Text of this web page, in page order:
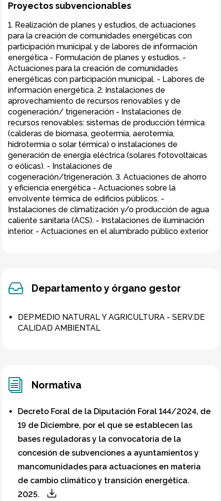
Proyectos subvencionables
1. Realización de planes y estudios, de actuaciones
para la creación de comunidades energéticas con
participación municipal y de labores de información
energética - Formulación de planes y estudios. -
Actuaciones para la creación de comunidades
energéticas con participación municipal. - Labores de
información energética. 2. Instalaciones de
aprovechamiento de recursos renovables y de
cogeneración/ trigeneración - Instalaciones de
recursos renovables: sistemas de producción térmica
(calderas de biomasa, geotermia, aerotermia,
hidrotermia o solar térmica) o instalaciones de
generación de energía eléctrica (solares fotovoltaicas
o eólicas). - Instalaciones de
cogeneración/trigeneración. 3. Actuaciones de ahorro
y eficiencia energética - Actuaciones sobre la
envolvente térmica de edificios públicos. -
Instalaciones de climatización y/o producción de agua
caliente sanitaria (ACS). - Instalaciones de iluminación
interior. - Actuaciones en el alumbrado público exterior
Departamento y órgano gestor
DEP.MEDIO NATURAL Y AGRICULTURA - SERV.DE
CALIDAD AMBIENTAL
Normativa
Decreto Foral de la Diputación Foral 144/2024, de
19 de Diciembre, por el que se establecen las
bases reguladoras y la convocatoria de la
concesión de subvenciones a ayuntamientos y
mancomunidades para actuaciones en materia
de cambio climático y transición energética.
2025.